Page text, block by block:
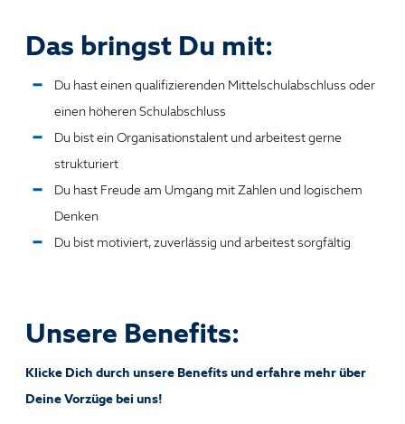
Das bringst Du mit:
Du hast einen qualifizierenden Mittelschulabschluss oder
einen höheren Schulabschluss
Du bist ein Organisationstalent und arbeitest gerne
strukturiert
Du hast Freude am Umgang mit Zahlen und logischem
Denken
Du bist motiviert, zuverlässig und arbeitest sorgfältig
Unsere Benefits:
Klicke Dich durch unsere Benefits und erfahre mehr über
Deine Vorzüge bei uns!